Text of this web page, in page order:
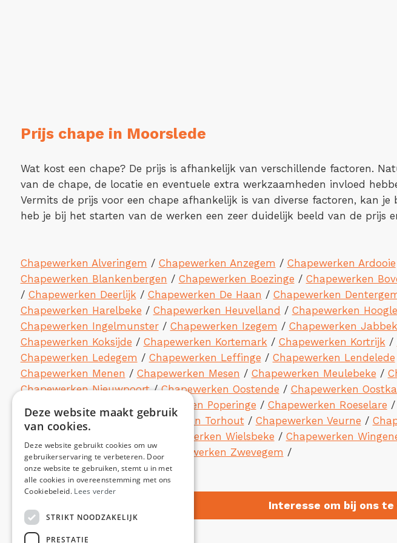
Prijs chape in Moorslede
Wat kost een chape? De prijs is afhankelijk van verschillende factoren.
van de chape, de locatie en eventuele extra werkzaamheden invloed
Vermits de prijs voor een chape afhankelijk is van diverse factoren, kan je
heb je bij het starten van de werken een zeer duidelijk beeld van de prijs
Chapewerken Alveringem / Chapewerken Anzegem / Chapewerken Ardooie
Chapewerken Blankenbergen / Chapewerken Boezinge / Chapewerken
/ Chapewerken Deerlijk / Chapewerken De Haan / Chapewerken
Chapewerken Harelbeke / Chapewerken Heuvelland / Chapewerken
Chapewerken Ingelmunster/ Chapewerken Izegem / Chapewerken
Chapewerken Koksijde / Chapewerken Kortemark / Chapewerken Kortrijk /
Chapewerken Ledegem / Chapewerken Leffinge / Chapewerken Lendelede
Chapewerken Menen / Chapewerken Mesen / Chapewerken Meulebeke /
Chapewerken Nieuwpoort/Chapewerken Oostende / Chapewerken
Chapewerken Poperinge / Chapewerken Roeselare /
/Chapewerken Tielt/Chapewerken Torhout/ Chapewerken Veurne /
Chapewerken Wielsbeke / Chapewerken
Chapewerken Zuienkerke / Chapewerken Zwevegem /
Interesse om bij ons
Deze website maakt gebruik
van cookies.
Deze website gebruikt cookies om uw
gebruikerservaring te verbeteren. Door
onze website te gebruiken, stemt u in met
alle cookies in overeenstemming met ons
Cookiebeleid. Lees verder
STRIKT NOODZAKELIJK
PRESTATIE